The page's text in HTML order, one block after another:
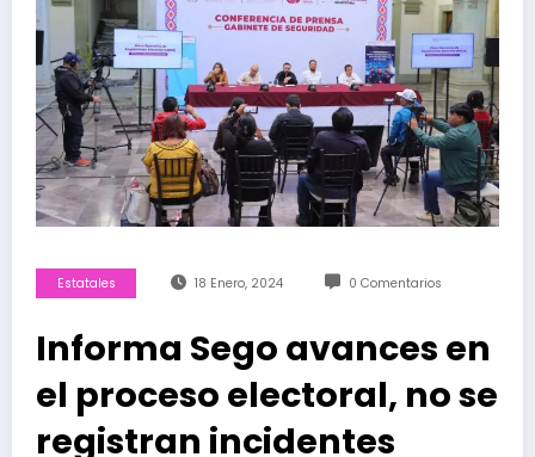
Estatales 18 Enero, 2024 0 Comentarios
Informa Sego avances en
el proceso electoral, no se
registran incidentes